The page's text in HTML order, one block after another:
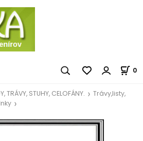
0
TRÁVY, STUHY, CELOFÁNY.
Trávy,listy,